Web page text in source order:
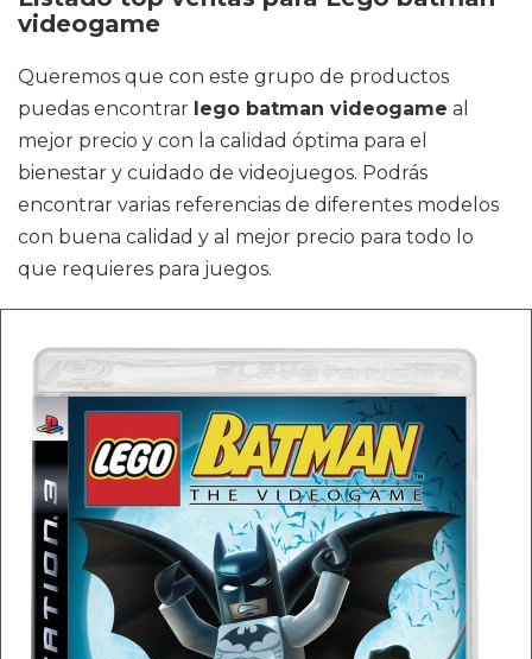
videogame
Queremos que con este grupo de productos
puedas encontrar lego batman videogame al
mejor precio y con la calidad óptima para el
bienestar y cuidado de videojuegos. Podrás
encontrar varias referencias de diferentes modelos
con buena calidad y al mejor precio para todo lo
que requieres para juegos.